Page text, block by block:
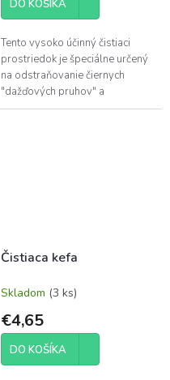
DO KOŠÍKA
Tento vysoko účinný čistiaci
prostriedok je špeciálne určený
na odstraňovanie čiernych
"dažďových pruhov" a
usadených nečistôt z
Čistiaca kefa
Skladom (3 ks)
€4,65
DO KOŠÍKA